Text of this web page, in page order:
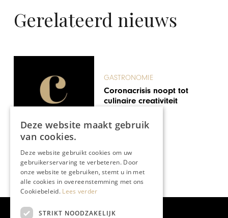
Gerelateerd nieuws
GASTRONOMIE
Coronacrisis noopt tot
culinaire creativiteit
Deze website maakt gebruik
van cookies.
Deze website gebruikt cookies om uw
gebruikerservaring te verbeteren. Door
onze website te gebruiken, stemt u in met
alle cookies in overeenstemming met ons
Cookiebeleid. Lees verder
STRIKT NOODZAKELIJK